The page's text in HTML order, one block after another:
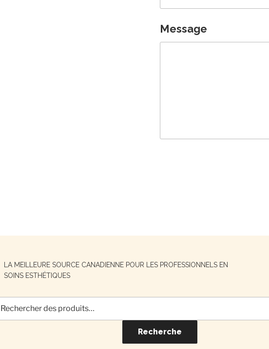
Message
LA MEILLEURE SOURCE CANADIENNE POUR LES PROFESSIONNELS EN
SOINS ESTHÉTIQUES
pour :
Recherche